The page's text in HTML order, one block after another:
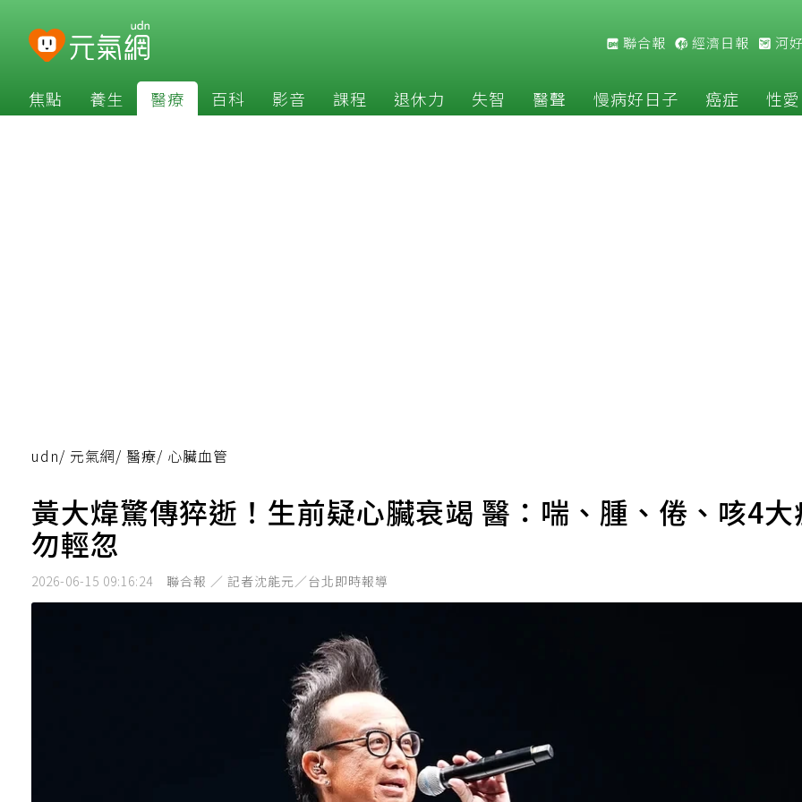
聯合報 經濟日報 河
焦點 養生 醫療 百科 影音 課程 退休力 失智 醫聲 慢病好日子 癌症 性愛
udn/ 元氣網/ 醫療/ 心臟血管
黃大煒驚傳猝逝！生前疑心臟衰竭 醫：喘、腫、倦、咳4
勿輕忽
2026-06-15 09:16:24 聯合報 ／ 記者沈能元／台北即時報導